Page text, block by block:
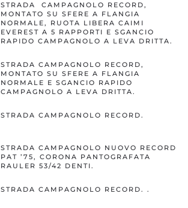
STRADA CAMPAGNOLO RECORD,
MONTATO SU SFERE A FLANGIA
NORMALE, RUOTA LIBERA CAIMI
EVEREST A 5 RAPPORTI E SGANCIO
RAPIDO CAMPAGNOLO A LEVA DRITTA.
STRADA CAMPAGNOLO RECORD,
MONTATO SU SFERE A FLANGIA
NORMALE E SGANCIO RAPIDO
CAMPAGNOLO A LEVA DRITTA.
STRADA CAMPAGNOLO RECORD.
STRADA CAMPAGNOLO NUOVO RECORD
PAT ’75, CORONA PANTOGRAFATA
RAULER 53/42 DENTI.
STRADA CAMPAGNOLO RECORD. .